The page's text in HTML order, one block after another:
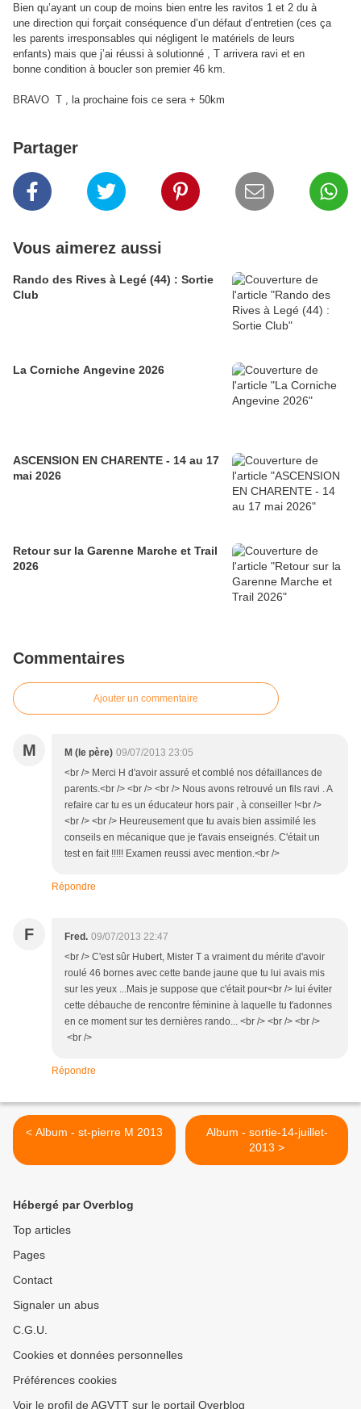
Bien qu’ayant un coup de moins bien entre les ravitos 1 et 2 du à
une direction qui forçait conséquence d’un défaut d’entretien (ces ça
les parents irresponsables qui négligent le matériels de leurs
enfants) mais que j’ai réussi à solutionné , T arrivera ravi et en
bonne condition à boucler son premier 46 km.
BRAVO T , la prochaine fois ce sera + 50km
Partager
Vous aimerez aussi
Rando des Rives à Legé (44) : Sortie
Club
La Corniche Angevine 2026
ASCENSION EN CHARENTE - 14 au 17
mai 2026
Retour sur la Garenne Marche et Trail
2026
Commentaires
Ajouter un commentaire
M M (le père) 09/07/2013 23:05
<br /> Merci H d'avoir assuré et comblé nos défaillances de
parents.<br /> <br /> <br /> Nous avons retrouvé un fils ravi . A
refaire car tu es un éducateur hors pair , à conseiller !<br />
<br /> <br /> Heureusement que tu avais bien assimilé les
conseils en mécanique que je t'avais enseignés. C'était un
test en fait !!!!! Examen reussi avec mention.<br />
Répondre
F Fred. 09/07/2013 22:47
<br /> C'est sûr Hubert, Mister T a vraiment du mérite d'avoir
roulé 46 bornes avec cette bande jaune que tu lui avais mis
sur les yeux ...Mais je suppose que c'était pour<br /> lui éviter
cette débauche de rencontre féminine à laquelle tu t'adonnes
en ce moment sur tes dernières rando... <br /> <br /> <br />
<br />
Répondre
< Album - st-pierre M 2013
Album - sortie-14-juillet-
2013 >
Hébergé par Overblog
Top articles
Pages
Contact
Signaler un abus
C.G.U.
Cookies et données personnelles
Préférences cookies
Voir le profil de AGVTT sur le portail Overblog